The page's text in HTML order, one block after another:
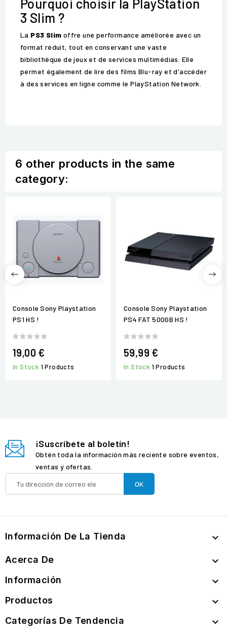
Pourquoi choisir la PlayStation
3 Slim ?
La PS3 Slim offre une performance améliorée avec un
format réduit, tout en conservant une vaste
bibliothèque de jeux et de services multimédias. Elle
permet également de lire des films Blu-ray et d'accéder
à des services en ligne comme le PlayStation Network.
6 other products in the same
category:
Console Sony Playstation
PS1 HS !
19,00 €
In Stock 1 Products
Console Sony Playstation
PS4 FAT 500GB HS !
59,99 €
In Stock 1 Products
¡Suscríbete al boletín!
Obtén toda la información más reciente sobre eventos,
ventas y ofertas.
Información De La Tienda 
Acerca De 
Información 
Productos 
Categorías De Tendencia 